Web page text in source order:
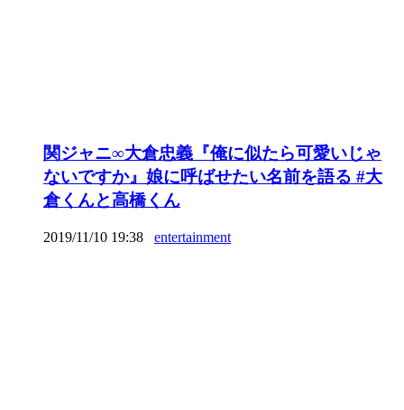
関ジャニ∞大倉忠義『俺に似たら可愛いじゃ
ないですか』娘に呼ばせたい名前を語る #大
倉くんと高橋くん
2019/11/10 19:38 entertainment